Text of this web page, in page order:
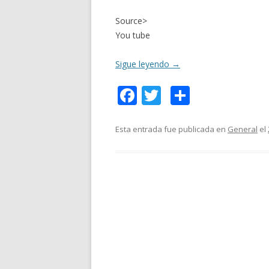
Source>
You tube
Sigue leyendo →
F
e
T
itt m
Esta entrada fue publicada en General el